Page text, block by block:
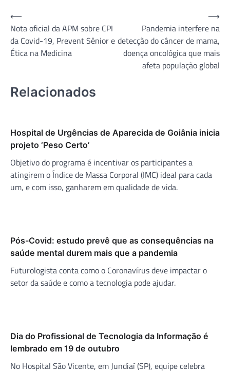
Navegação
de
Post
⟵
Nota oficial da APM sobre CPI
da Covid-19, Prevent Sênior e
Ética na Medicina
Pandemia interfere na
detecção do câncer de mama,
doença oncológica que mais
afeta população global
⟶
Relacionados
Hospital de Urgências de Aparecida de Goiânia inicia
projeto ‘Peso Certo’
Objetivo do programa é incentivar os participantes a
atingirem o Índice de Massa Corporal (IMC) ideal para cada
um, e com isso, ganharem em qualidade de vida.
Pós-Covid: estudo prevê que as consequências na
saúde mental durem mais que a pandemia
Futurologista conta como o Coronavírus deve impactar o
setor da saúde e como a tecnologia pode ajudar.
Dia do Profissional de Tecnologia da Informação é
lembrado em 19 de outubro
No Hospital São Vicente, em Jundiaí (SP), equipe celebra